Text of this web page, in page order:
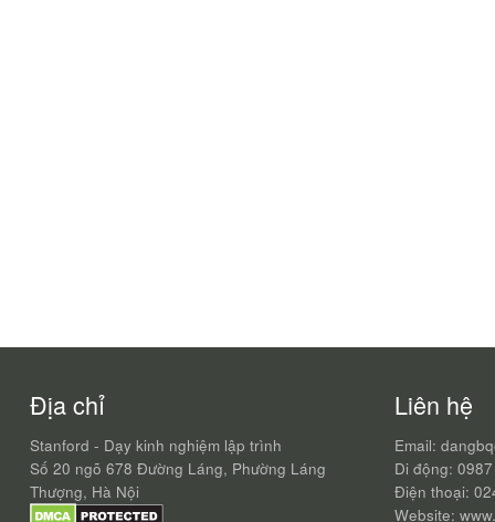
Địa chỉ
Stanford - Dạy kinh nghiệm lập trình
Số 20 ngõ 678 Đường Láng, Phường Láng
Thượng, Hà Nội
Liên hệ
Email:
Di động:
Điện thoại:
Website: